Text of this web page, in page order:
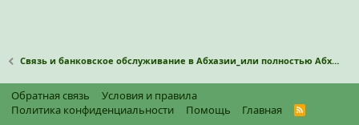
Связь и банковское обслуживание в Абхазии_или полностью Абхазкие операторы связи и наличные?
Обратная связь
Условия и правила
Политика конфиденциальности
Помощь Главная
R